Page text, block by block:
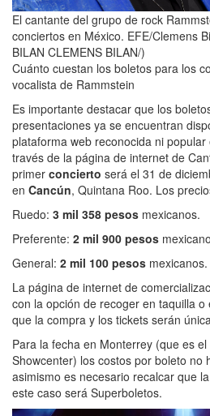
El cantante del grupo de rock
conciertos en México. EFE/Clemens
BILAN CLEMENS BILAN/)
Cuánto cuestan los boletos para los
vocalista de Rammstein
Es importante destacar que los
presentaciones ya se encuentran
plataforma web reconocida ni popular
través de la página de internet de
primer concierto será el 31 de
en Cancún, Quintana Roo. Los
Ruedo: 3 mil 358 pesos mexicanos.
Preferente: 2 mil 900 pesos
General: 2 mil 100 pesos mexicanos.
La página de internet de
con la opción de recoger en taquilla
que la compra y los tickets serán
Para la fecha en Monterrey (que es
Showcenter) los costos por boleto no
asimismo es necesario recalcar que
este caso será Superboletos.